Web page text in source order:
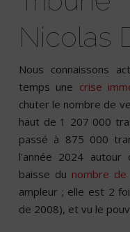
Nicolas
Nous connaissons
temps une crise
chuter le nombre de
haut de 1 207 000
passé à 875 000
l'année 2024 autour
baisse du nombre de
ampleur ; elle est 2
de 2008), et vu le